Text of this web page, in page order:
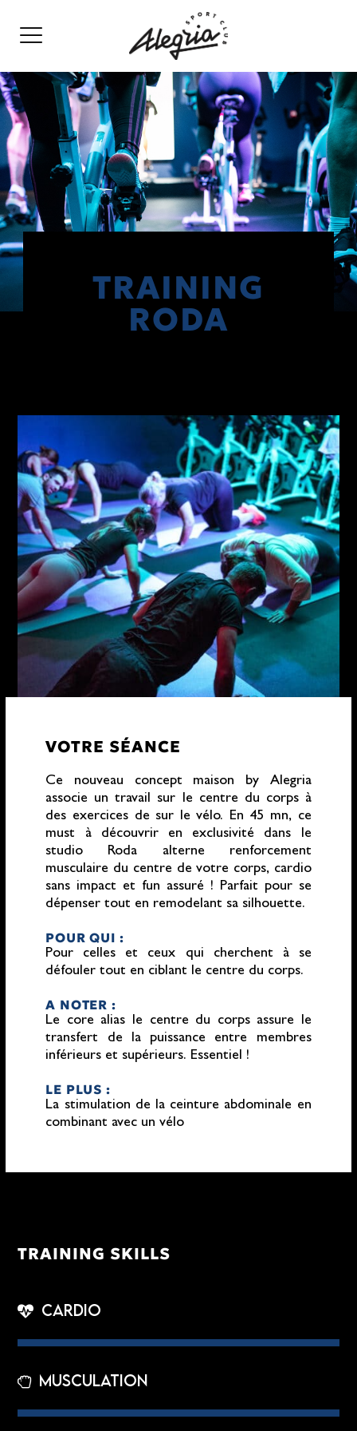
TRAINING
RODA
VOTRE SÉANCE
Ce nouveau concept maison by Alegria
associe un travail sur le centre du corps à
des exercices de sur le vélo. En 45 mn, ce
must à découvrir en exclusivité dans le
studio Roda alterne renforcement
musculaire du centre de votre corps, cardio
sans impact et fun assuré ! Parfait pour se
dépenser tout en remodelant sa silhouette.
POUR QUI :
Pour celles et ceux qui cherchent à se
défouler tout en ciblant le centre du corps.
A NOTER :
Le core alias le centre du corps assure le
transfert de la puissance entre membres
inférieurs et supérieurs. Essentiel !
LE PLUS :
La stimulation de la ceinture abdominale en
combinant avec un vélo
TRAINING SKILLS
Cardio
Musculation